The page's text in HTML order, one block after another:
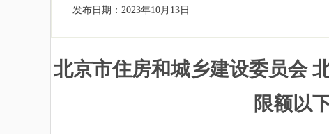
发布日期： 2023年10月13日
北京市住房和城乡建设委员会
限额以